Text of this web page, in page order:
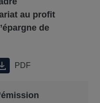
au profit
de
PDF